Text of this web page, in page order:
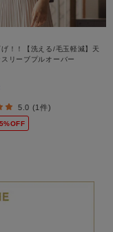
！！【洗える/毛玉軽減】天
リーブプルオーバー
5.0 (1件)